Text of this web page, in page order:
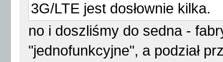
3G/LTE jest dosłownie kilka.
no i doszliśmy do sedna -
"jednofunkcyjne", a podział